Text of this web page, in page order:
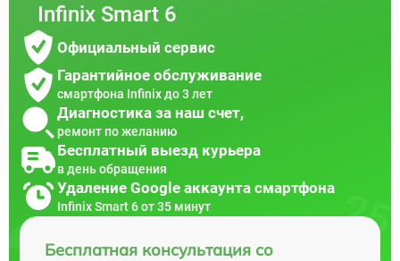
Infinix Smart 6
Официальный сервис
Гарантийное обслуживание
смартфона Infinix до 3 лет
Диагностика за наш счет,
ремонт по желанию
Бесплатный выезд курьера
в день обращения
Удаление Google аккаунта смартфона
Infinix Smart 6 от 35 минут
Бесплатная консультация со